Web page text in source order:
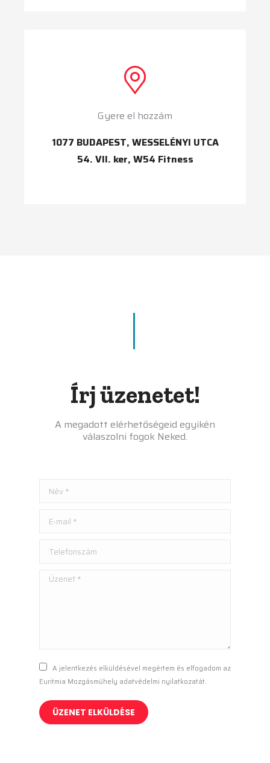
Gyere el hozzám
1077 BUDAPEST, WESSELÉNYI UTCA
54. VII. ker, W54 Fitness
Írj üzenetet!
A megadott elérhetőségeid egyikén
válaszolni fogok Neked.
Név *
E-mail *
Telefonszám
Üzenet *
A jelentkezés elküldésével megértem és elfogadom az
Euritmia Mozgásműhely adatvédelmi nyilatkozatát.
ÜZENET ELKÜLDÉSE